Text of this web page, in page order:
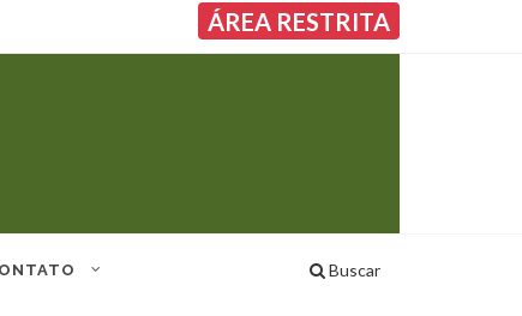
ÁREA RESTRITA
Buscar